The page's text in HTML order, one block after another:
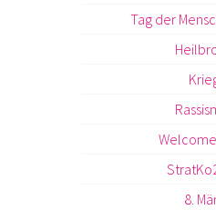
Tag der
8.